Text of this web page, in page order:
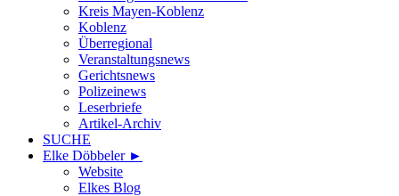
Kreis Mayen-Koblenz
Koblenz
Überregional
Veranstaltungsnews
Gerichtsnews
Polizeinews
Leserbriefe
Artikel-Archiv
SUCHE
Elke Döbbeler ►
Website
Elkes Blog